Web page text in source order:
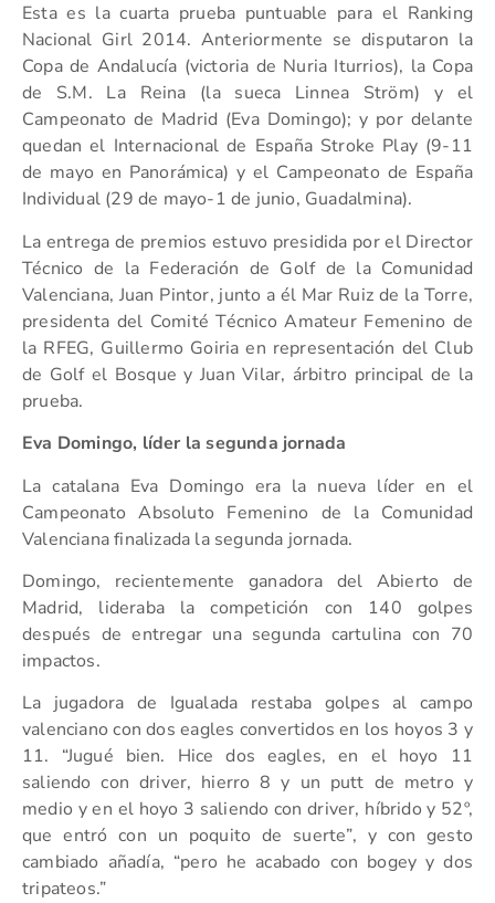
Esta es la cuarta prueba puntuable para el Ranking
Nacional Girl 2014. Anteriormente se disputaron la
Copa de Andalucía (victoria de Nuria Iturrios), la Copa
de S.M. La Reina (la sueca Linnea Ström) y el
Campeonato de Madrid (Eva Domingo); y por delante
quedan el Internacional de España Stroke Play (9-11
de mayo en Panorámica) y el Campeonato de España
Individual (29 de mayo-1 de junio, Guadalmina).
La entrega de premios estuvo presidida por el Director
Técnico de la Federación de Golf de la Comunidad
Valenciana, Juan Pintor, junto a él Mar Ruiz de la Torre,
presidenta del Comité Técnico Amateur Femenino de
la RFEG, Guillermo Goiria en representación del Club
de Golf el Bosque y Juan Vilar, árbitro principal de la
prueba.
Eva Domingo, líder la segunda jornada
La catalana Eva Domingo era la nueva líder en el
Campeonato Absoluto Femenino de la Comunidad
Valenciana finalizada la segunda jornada.
Domingo, recientemente ganadora del Abierto de
Madrid, lideraba la competición con 140 golpes
después de entregar una segunda cartulina con 70
impactos.
La jugadora de Igualada restaba golpes al campo
valenciano con dos eagles convertidos en los hoyos 3 y
11. “Jugué bien. Hice dos eagles, en el hoyo 11
saliendo con driver, hierro 8 y un putt de metro y
medio y en el hoyo 3 saliendo con driver, híbrido y 52º,
que entró con un poquito de suerte”, y con gesto
cambiado añadía, “pero he acabado con bogey y dos
tripateos.”